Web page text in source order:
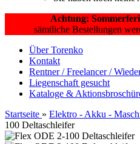
Achtung:
sämtliche Bestellungen
Über Torenko
Kontakt
Rentner / Freelancer /
Liegenschaft gesucht
Kataloge &
Startseite » Elektro - Akku -
100 Deltaschleifer